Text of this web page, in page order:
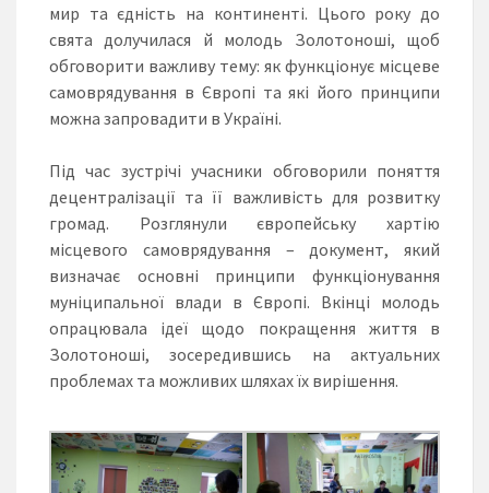
мир та єдність на континенті. Цього року до
свята долучилася й молодь Золотоноші, щоб
обговорити важливу тему: як функціонує місцеве
самоврядування в Європі та які його принципи
можна запровадити в Україні.
Під час зустрічі учасники обговорили поняття
децентралізації та її важливість для розвитку
громад. Розглянули європейську хартію
місцевого самоврядування – документ, який
визначає основні принципи функціонування
муніципальної влади в Європі. Вкінці молодь
опрацювала ідеї щодо покращення життя в
Золотоноші, зосередившись на актуальних
проблемах та можливих шляхах їх вирішення.